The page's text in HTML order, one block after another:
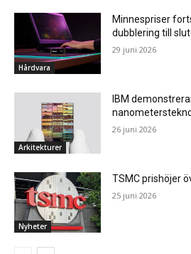
Hårdvara
Minnespriser
dubblering till
29 juni 2026
Arkitekturer
IBM
26 juni 2026
Nyheter
TSMC prishöjer
25 juni 2026